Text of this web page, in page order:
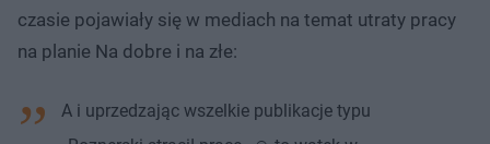
czasie pojawiały się w mediach na temat utraty pracy
na planie Na dobre i na złe:
A i uprzedzając wszelkie publikacje typu